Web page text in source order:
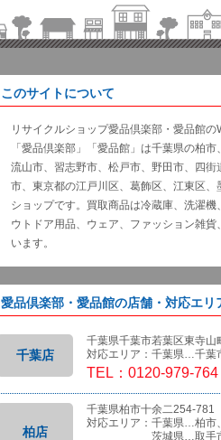
このサイトについて
リサイクルショップ愛品倶楽部・愛品館の
「愛品倶楽部」「愛品館」は千葉県の柏
流山市、習志野市、松戸市、野田市、四
市、東京都の江戸川区、葛飾区、江東区
ショップです。買取商品は冷蔵庫、洗濯
ウトドア用品、ウェア、ファッション雑
います。
愛品倶楽部・愛品館の店舗・対応エリ
千葉店
千葉県千葉市若葉区東寺山
対応エリア：千葉県…千葉
TEL：0120-979-764
柏店
千葉県柏市十余二254-781
対応エリア：千葉県…柏市
茨城県…取手市